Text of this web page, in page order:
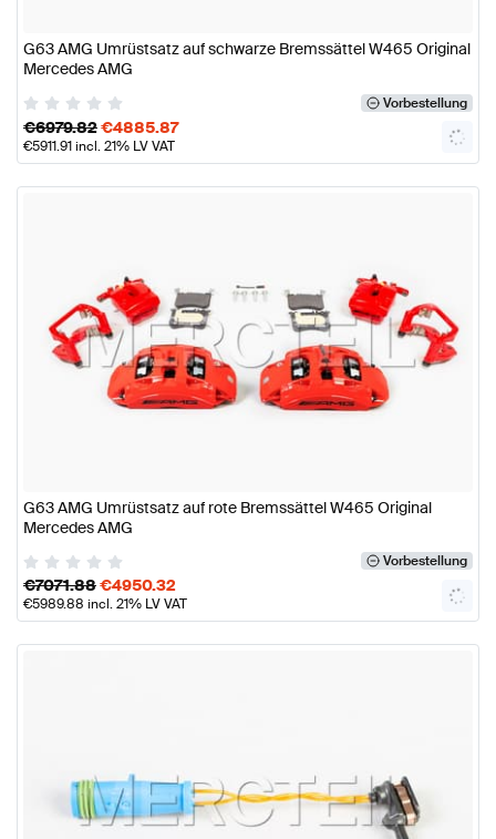
G63 AMG Umrüstsatz auf schwarze Bremssättel W465 Original
Mercedes AMG
Vorbestellung
€6979.82€4885.87
€5911.91incl. 21% LV VAT
G63 AMG Umrüstsatz auf rote Bremssättel W465 Original
Mercedes AMG
Vorbestellung
€7071.88€4950.32
€5989.88 incl. 21% LV VAT